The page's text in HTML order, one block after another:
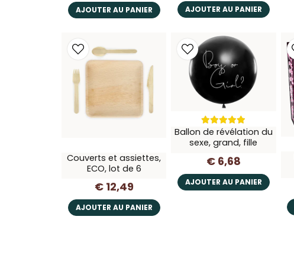
AJOUTER AU PANIER AJOUTER AU PANIER
Couverts et assiettes,
ECO, lot de 6
€ 12,49
AJOUTER AU PANIER
Ballon de révélation du
sexe, grand, fille
€ 6,68
AJOUTER AU PANIER